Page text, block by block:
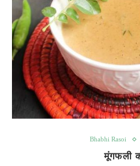
Bhabhi Rasoi
मूंगफली